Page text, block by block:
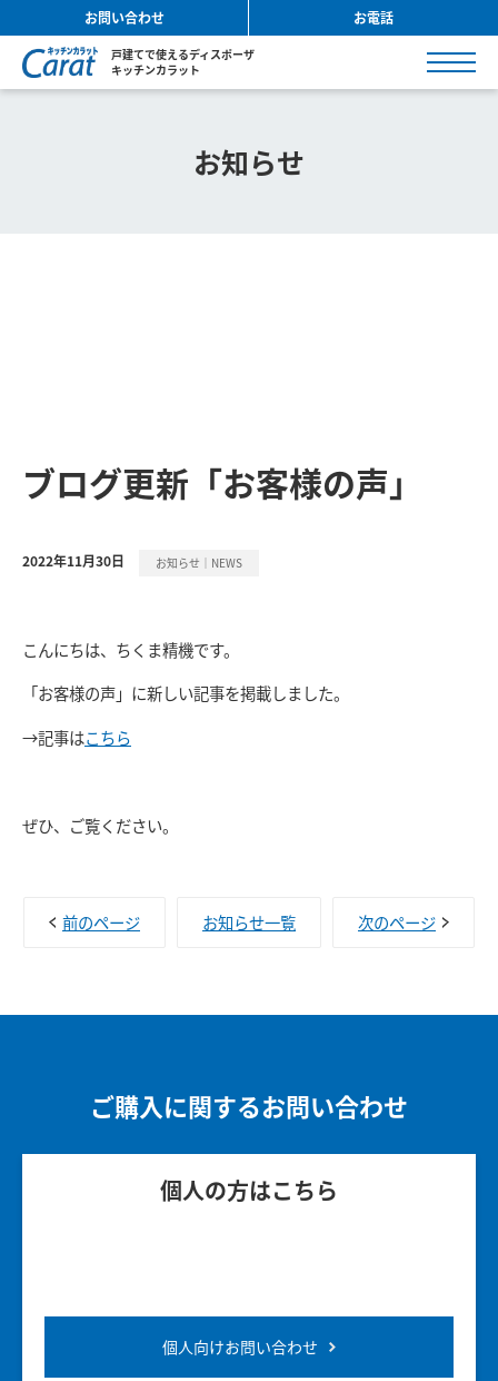
お問い合わせ お電話
戸建てで使えるディスポーザ
キッチンカラット
お知らせ
ブログ更新「お客様の声」
2022年11月30日 お知らせ｜NEWS
こんにちは、ちくま精機です。
「お客様の声」に新しい記事を掲載しました。
→記事はこちら
ぜひ、ご覧ください。
前のページ お知らせ一覧 次のページ
ご購入に関するお問い合わせ
個人の方はこちら
個人向けお問い合わせ